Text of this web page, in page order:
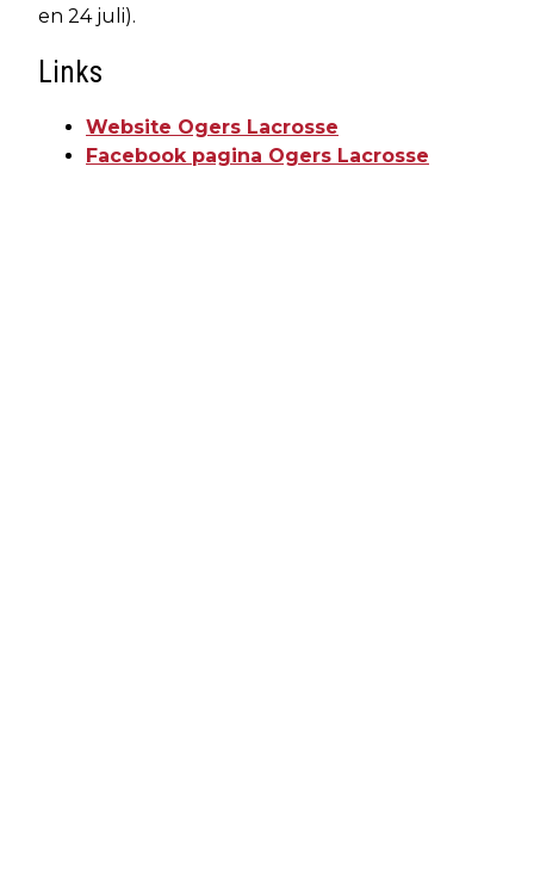
en 24 juli).
Links
Website Ogers Lacrosse
Facebook pagina Ogers Lacrosse